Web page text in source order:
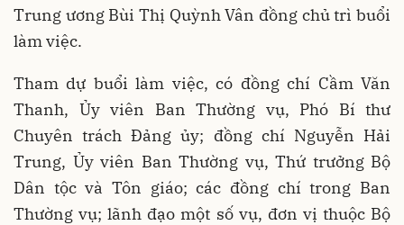
Trung ương Bùi Thị Quỳnh Vân đồng chủ trì buổi
làm việc.
Tham dự buổi làm việc, có đồng chí Cầm Văn
Thanh, Ủy viên Ban Thường vụ, Phó Bí thư
Chuyên trách Đảng ủy; đồng chí Nguyễn Hải
Trung, Ủy viên Ban Thường vụ, Thứ trưởng Bộ
Dân tộc và Tôn giáo; các đồng chí trong Ban
Thường vụ; lãnh đạo một số vụ, đơn vị thuộc Bộ